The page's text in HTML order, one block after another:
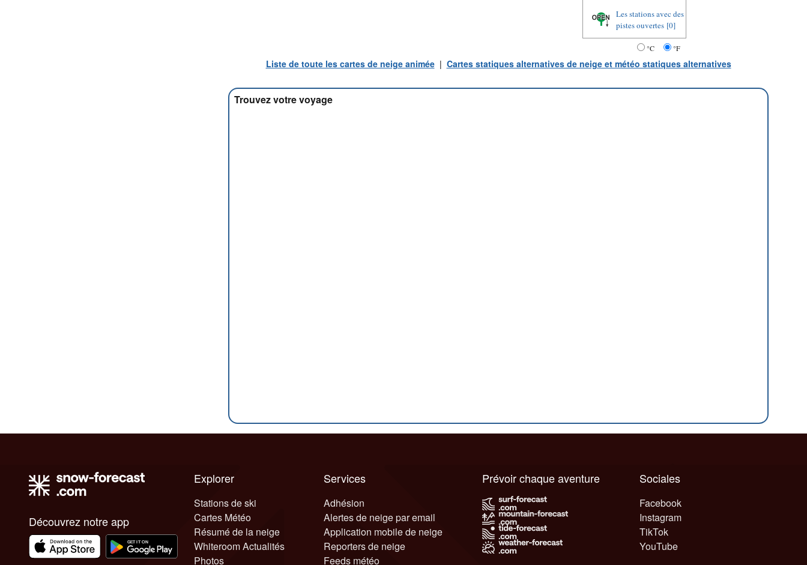
Les stations avec des
pistes ouvertes [0]
°C °F
Liste de toute les cartes de neige animée| Cartes statiques alternatives de neige et météo statiques alternatives
Trouvez votre voyage
Découvrez notre app
Explorer
Stations de ski
Cartes Météo
Résumé de la neige
Whiteroom Actualités
Photos
Services
Adhésion
Alertes de neige par email
Application mobile de neige
Reporters de neige
Feeds météo
Sociales
Facebook
Instagram
TikTok
YouTube
Prévoir chaque aventure